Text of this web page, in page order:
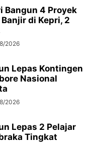
Bangun 4 Proyek
di Kepri, 2
2026
Lepas Kontingen
Nasional
2026
Lepas 2 Pelajar
Tingkat